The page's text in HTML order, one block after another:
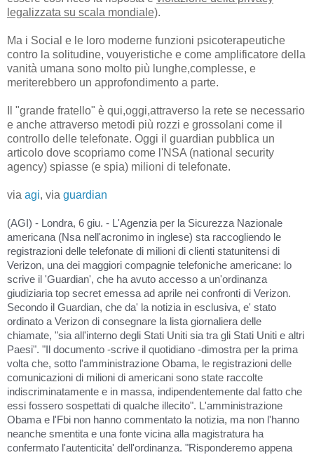
legalizzata su scala mondiale).
Ma i Social e le loro moderne funzioni psicoterapeutiche
contro la solitudine, vouyeristiche e come amplificatore della
vanità umana sono molto più lunghe,complesse, e
meriterebbero un approfondimento a parte.
Il "grande fratello" è qui,oggi,attraverso la rete se necessario
e anche attraverso metodi più rozzi e grossolani come il
controllo delle telefonate. Oggi il guardian pubblica un
articolo dove scopriamo come l'NSA (national security
agency) spiasse (e spia) milioni di telefonate.
via agi, via guardian
(AGI) - Londra, 6 giu. - L'Agenzia per la Sicurezza Nazionale
americana (Nsa nell'acronimo in inglese) sta raccogliendo le
registrazioni delle telefonate di milioni di clienti statunitensi di
Verizon, una dei maggiori compagnie telefoniche americane: lo
scrive il 'Guardian', che ha avuto accesso a un'ordinanza
giudiziaria top secret emessa ad aprile nei confronti di Verizon.
Secondo il Guardian, che da' la notizia in esclusiva, e' stato
ordinato a Verizon di consegnare la lista giornaliera delle
chiamate, "sia all'interno degli Stati Uniti sia tra gli Stati Uniti e altri
Paesi". "Il documento -scrive il quotidiano -dimostra per la prima
volta che, sotto l'amministrazione Obama, le registrazioni delle
comunicazioni di milioni di americani sono state raccolte
indiscriminatamente e in massa, indipendentemente dal fatto che
essi fossero sospettati di qualche illecito". L'amministrazione
Obama e l'Fbi non hanno commentato la notizia, ma non l'hanno
neanche smentita e una fonte vicina alla magistratura ha
confermato l'autenticita' dell'ordinanza. "Risponderemo appena